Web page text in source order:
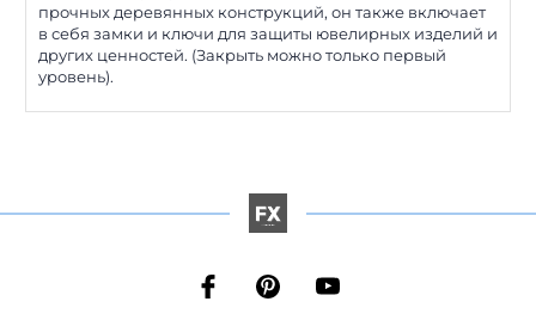
прочных деревянных конструкций, он также включает
в себя замки и ключи для защиты ювелирных изделий и
других ценностей. (Закрыть можно только первый
уровень).